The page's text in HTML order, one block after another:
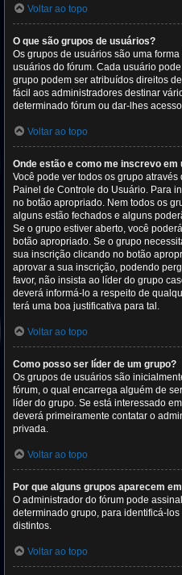
Voltar ao topo
O que são grupos de usuários?
Os grupos de usuários são uma
usuários do fórum. Cada usuário
grupo podem ser atribuídos direitos
fácil aos administradores destinar
determinado fórum ou dar-lhes
Voltar ao topo
Onde estão e como me inscrevo
Você pode ver todos os grupo através
Painel de Controle do Usuário. Para
no botão apropriado. Nem todos os
alguns estão fechados e alguns
Se o grupo estiver aberto, você
botão apropriado. Se o grupo
sua inscrição clicando no botão
aprovar a sua inscrição, podendo
favor, não insista ao líder do grupo
deverá informá-lo a respeito de
terá uma boa justificativa para tal.
Voltar ao topo
Como posso ser líder de um grupo?
Os grupos de usuários são
fórum, o qual encarrega alguém de
líder do grupo. Se está interessado
deverá primeiramente contatar o
privada.
Voltar ao topo
Por que alguns grupos aparecem
O administrador do fórum pode
determinado grupo, para identificá-
distintos.
Voltar ao topo